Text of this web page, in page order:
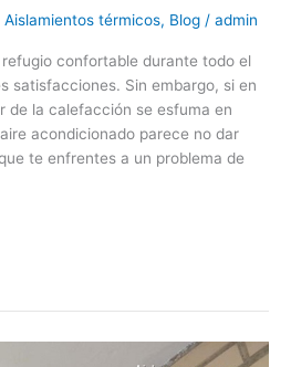
Aislamientos térmicos, Blog / admin
confortable durante todo el
satisfacciones. Sin embargo, si en
de la calefacción se esfuma en
acondicionado parece no dar
te enfrentes a un problema de